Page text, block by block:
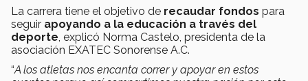
La carrera tiene el objetivo de recaudar fondos para
seguir apoyando a la educación a través del
deporte , explicó Norma Castelo, presidenta de la
asociación EXATEC Sonorense A.C.
“A los atletas nos encanta correr y apoyar en estos